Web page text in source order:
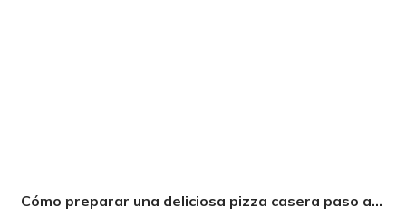
Cómo preparar una deliciosa pizza casera paso a paso